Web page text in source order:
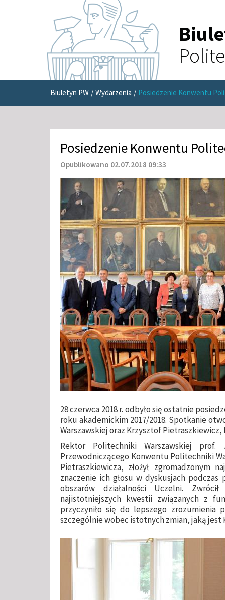
Biuletyn PW / Wydarzenia / Posiedzenie Konwentu
Posiedzenie Konwentu
Opublikowano 02.07.2018 09:33
28 czerwca 2018 r. odbyło się ostatnie
roku akademickim 2017/2018. Spotkanie
Warszawskiej oraz Krzysztof
Rektor Politechniki Warszawskiej
Przewodniczącego Konwentu Politechniki
Pietraszkiewicza, złożył zgromadzonym
znaczenie ich głosu w dyskusjach
obszarów działalności Uczelni.
najistotniejszych kwestii związanych z
przyczyniło się do lepszego
szczególnie wobec istotnych zmian, jaką jest